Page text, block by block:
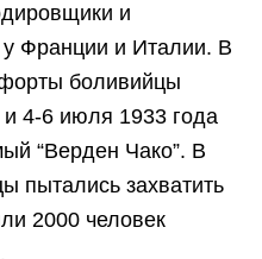
и
у Франции и Италии. В
боливийцы
и 4-6 июля 1933 года
“Верден Чако”. В
пытались захватить
2000 человек